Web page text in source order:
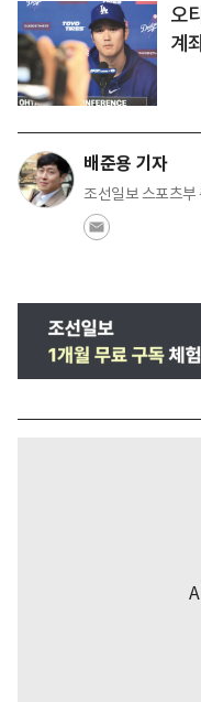
오
계
배준용 기자
조선일보 스포츠부